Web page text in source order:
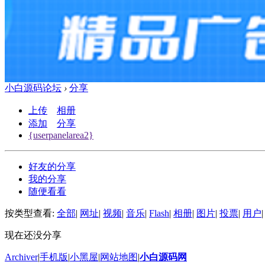
小白源码论坛 › 分享
上传
相册
添加
分享
{userpanelarea2}
好友的分享
我的分享
随便看看
按类型查看: 全部 网址 视频 音乐 Flash 相册 图片 投票 用户
现在还没分享
Archiver|手机版 小黑屋 网站地图 小白源码网